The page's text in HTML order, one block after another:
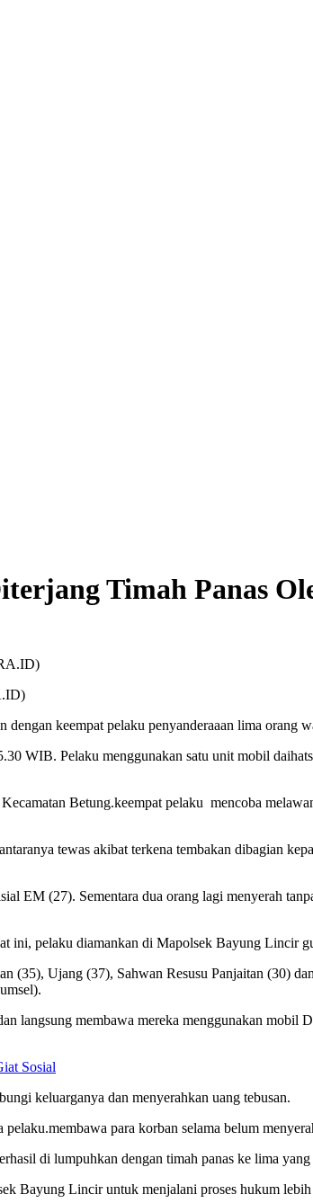
Timah Panas
keempat pelaku penyanderaaan lima orang
WIB. Pelaku menggunakan satu unit mobil
Betung.keempat pelaku mencoba
tewas akibat terkena tembakan dibagian
EM (27). Sementara dua orang lagi menyerah
pelaku diamankan di Mapolsek Bayung Lincir
(35), Ujang (37), Sahwan Resusu Panjaitan (30)
langsung membawa mereka menggunakan
Sosial
keluarganya dan menyerahkan uang tebusan.
para korban selama belum
di lumpuhkan dengan timah panas ke lima yang
Bayung Lincir untuk menjalani proses hukum